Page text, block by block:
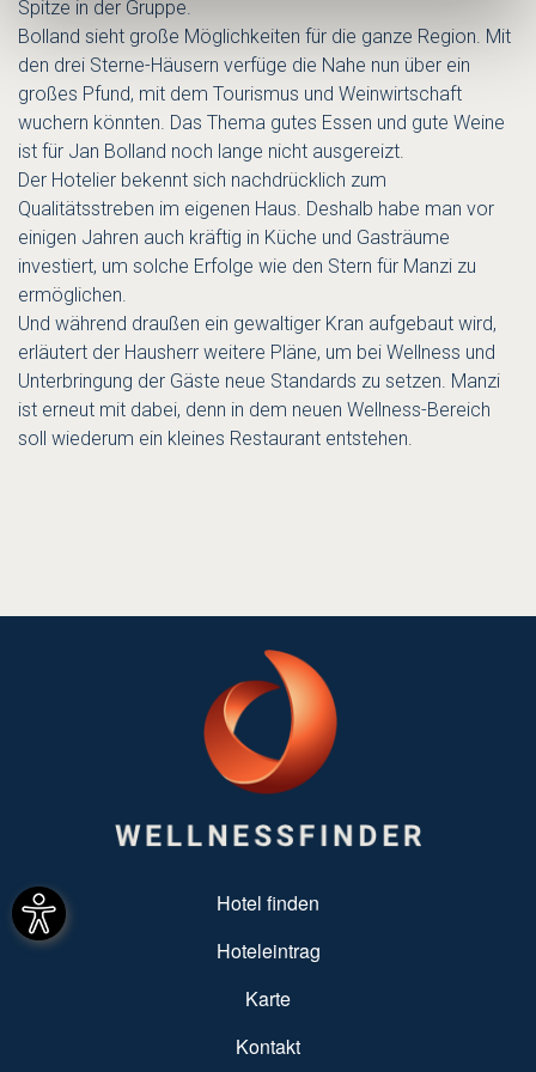
Spitze in der Gruppe.
Bolland sieht große Möglichkeiten für die ganze Region. Mit
den drei Sterne-Häusern verfüge die Nahe nun über ein
großes Pfund, mit dem Tourismus und Weinwirtschaft
wuchern könnten. Das Thema gutes Essen und gute Weine
ist für Jan Bolland noch lange nicht ausgereizt.
Der Hotelier bekennt sich nachdrücklich zum
Qualitätsstreben im eigenen Haus. Deshalb habe man vor
einigen Jahren auch kräftig in Küche und Gasträume
investiert, um solche Erfolge wie den Stern für Manzi zu
ermöglichen.
Und während draußen ein gewaltiger Kran aufgebaut wird,
erläutert der Hausherr weitere Pläne, um bei Wellness und
Unterbringung der Gäste neue Standards zu setzen. Manzi
ist erneut mit dabei, denn in dem neuen Wellness-Bereich
soll wiederum ein kleines Restaurant entstehen.
SUBFOOTER MENU
Hotel finden
Hoteleintrag
Karte
Kontakt